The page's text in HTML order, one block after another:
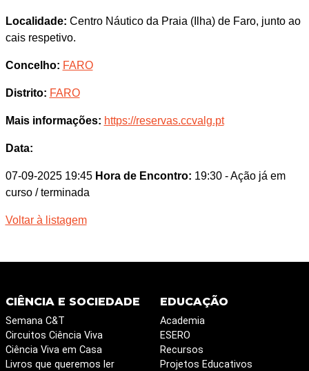
Localidade: Centro Náutico da Praia (Ilha) de Faro, junto ao
cais respetivo.
Concelho: FARO
Distrito: FARO
Mais informações: https://reservas.ccvalg.pt
Data:
07-09-2025 19:45 Hora de Encontro: 19:30 - Ação já em
curso / terminada
Voltar à listagem
CIÊNCIA E SOCIEDADE
Semana C&T
Circuitos Ciência Viva
Ciência Viva em Casa
Livros que queremos ler
EDUCAÇÃO
Academia
ESERO
Recursos
Projetos Educativos